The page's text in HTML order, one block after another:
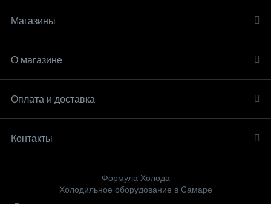
Магазины
О магазине
Оплата и доставка
Контакты
Формула Холода
Холодильное оборудование в Самаре